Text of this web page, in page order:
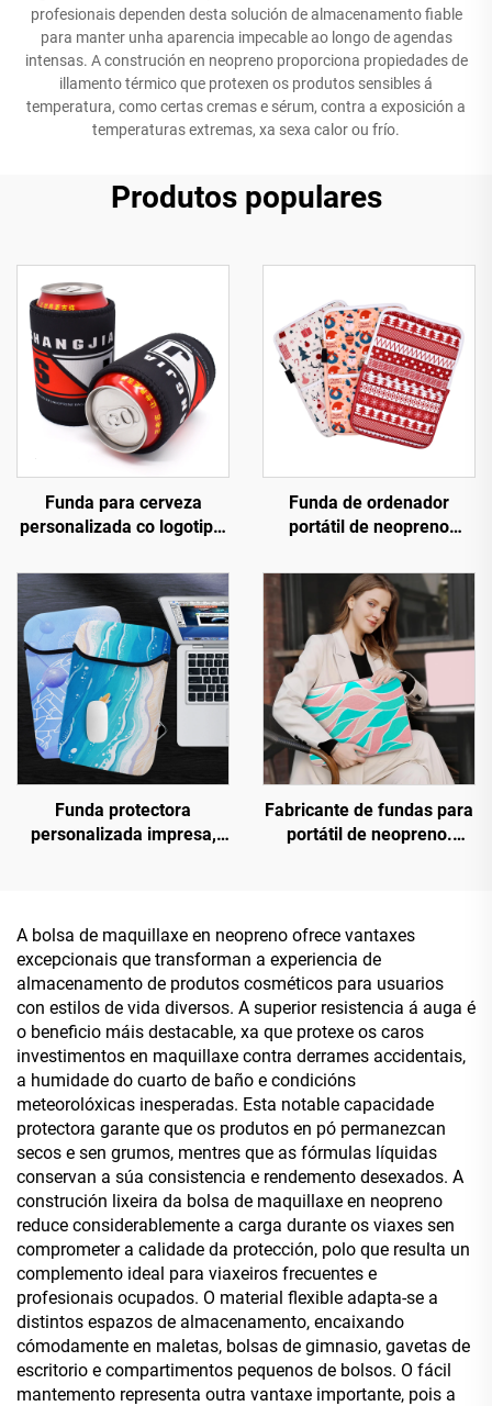
profesionais dependen desta solución de almacenamento fiable
para manter unha aparencia impecable ao longo de agendas
intensas. A construción en neopreno proporciona propiedades de
illamento térmico que protexen os produtos sensibles á
temperatura, como certas cremas e sérum, contra a exposición a
temperaturas extremas, xa sexa calor ou frío.
Produtos populares
Funda para cerveza
personalizada co logotipo,
botellas, refrescante fino
para latas, soporte
magnético para botellas
curtas
Funda de ordenador
portátil de neopreno
da fábrica, de 13 e 15,6
polgadas — Estilo
empresarial e para viaxes,
impermeable, duradeira,
protectora e a prueba de
choques
Funda protectora
personalizada impresa,
portátil en neopreno en
branco para sublimación
en grosa, fundas para
portátil en neopreno para
ordenador portátil
Fabricante de fundas para
portátil de neopreno.
resistentes á auga
A bolsa de maquillaxe en neopreno ofrece vantaxes
excepcionais que transforman a experiencia de
almacenamento de produtos cosméticos para usuarios
con estilos de vida diversos. A superior resistencia á auga é
o beneficio máis destacable, xa que protexe os caros
investimentos en maquillaxe contra derrames accidentais,
a humidade do cuarto de baño e condicións
meteorolóxicas inesperadas. Esta notable capacidade
protectora garante que os produtos en pó permanezcan
secos e sen grumos, mentres que as fórmulas líquidas
conservan a súa consistencia e rendemento desexados. A
construción lixeira da bolsa de maquillaxe en neopreno
reduce considerablemente a carga durante os viaxes sen
comprometer a calidade da protección, polo que resulta un
complemento ideal para viaxeiros frecuentes e
profesionais ocupados. O material flexible adapta-se a
distintos espazos de almacenamento, encaixando
cómodamente en maletas, bolsas de gimnasio, gavetas de
escritorio e compartimentos pequenos de bolsos. O fácil
mantemento representa outra vantaxe importante, pois a